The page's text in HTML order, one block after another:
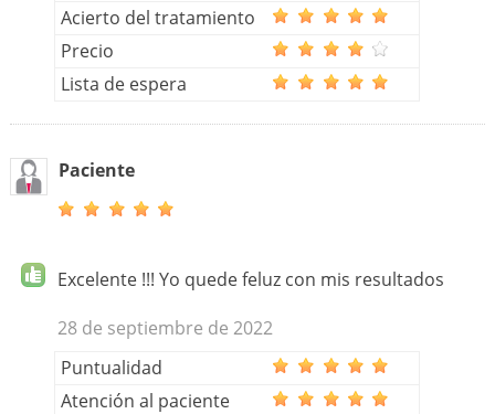
Acierto del tratamiento
Precio
Lista de espera
Paciente
Excelente !!! Yo quede feluz con mis resultados
28 de septiembre de 2022
Puntualidad
Atención al paciente